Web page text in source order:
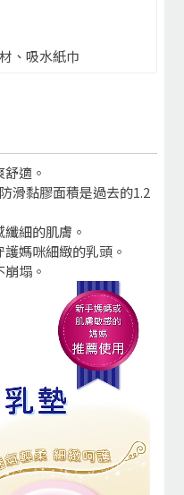
、吸水紙巾
適。
滑黏膠面積是過去的1.2
細的肌膚。
媽咪細緻的乳頭。
塌。